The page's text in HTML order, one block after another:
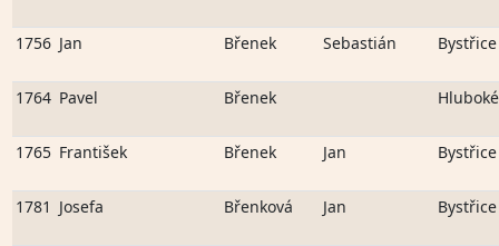
1756 Jan Břenek Sebastián Bystřice
1764 Pavel Břenek Hluboké
1765 František Břenek Jan Bystřice
1781 Josefa Břenková Jan Bystřice